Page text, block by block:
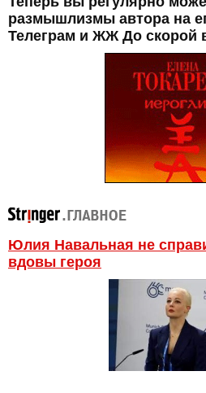
размышлизмы автора на
Телеграм и ЖЖ До скорой
Юлия Навальная не
вдовы героя